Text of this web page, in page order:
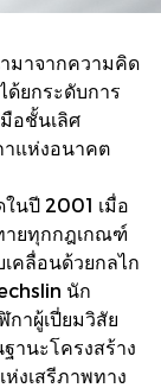
มาจากความคิด
ด้ยกระดับการ
อชั้นเลิศ
าแห่งอนาคต
นปี 2001 เมื่อ
ายทุกกฎเกณฑ์
คลื่อนด้วยกลไก
นัก
าผู้เปี่ยมวิสัย
านะโครงสร้าง
งเสรีภาพทาง